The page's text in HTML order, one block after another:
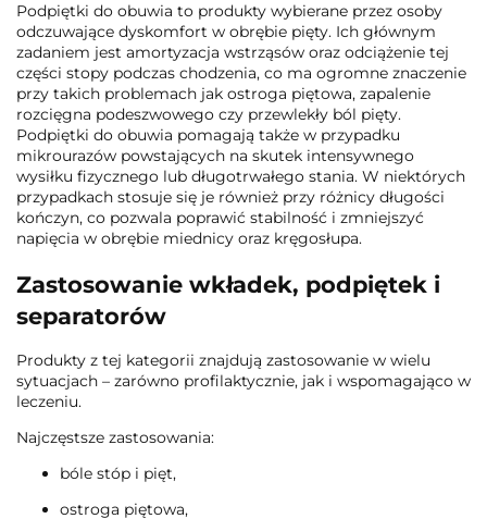
Podpiętki do obuwia to produkty wybierane przez osoby
odczuwające dyskomfort w obrębie pięty. Ich głównym
zadaniem jest amortyzacja wstrząsów oraz odciążenie tej
części stopy podczas chodzenia, co ma ogromne znaczenie
przy takich problemach jak ostroga piętowa, zapalenie
rozcięgna podeszwowego czy przewlekły ból pięty.
Podpiętki do obuwia pomagają także w przypadku
mikrourazów powstających na skutek intensywnego
wysiłku fizycznego lub długotrwałego stania. W niektórych
przypadkach stosuje się je również przy różnicy długości
kończyn, co pozwala poprawić stabilność i zmniejszyć
napięcia w obrębie miednicy oraz kręgosłupa.
Zastosowanie wkładek, podpiętek i
separatorów
Produkty z tej kategorii znajdują zastosowanie w wielu
sytuacjach – zarówno profilaktycznie, jak i wspomagająco w
leczeniu.
Najczęstsze zastosowania:
bóle stóp i pięt,
ostroga piętowa,